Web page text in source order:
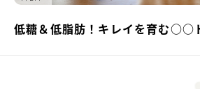
低糖＆低脂肪！キレイを育む○○